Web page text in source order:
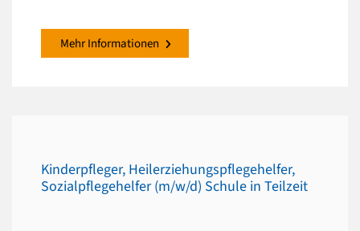
Mehr Informationen
Kinderpfleger, Heilerziehungspflegehelfer,
Sozialpflegehelfer (m/w/d) Schule in Teilzeit